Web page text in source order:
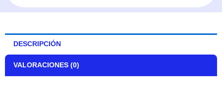
DESCRIPCIÓN
VALORACIONES (0)